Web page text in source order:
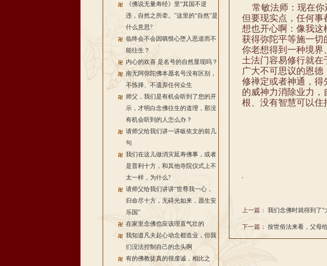
《佛说无量寿经》里“其国不逆
违，自然之所牵。”这里的“自然”是
什么意思?
临终会不会因嗔恨心堕入恶道而不
能往生？
内心的欢喜 是名号的自然显现吗？
南无阿弥陀佛本愿名号没有区别，
不拣择、不遗弃任何众生
师父，我们是有机会听到了您的开
示，才明白念佛往生的道理，那没
有机会听到的人怎么办？
请师父给我们讲一讲皈依文的前几
句
我们在这儿做消灾延寿佛事，或者
是普利十方，和其他寺院仪式上不
太一样，为什么?
请师父给我们讲讲“世尊我一心，
归命尽十方，无碍光如来，愿生安
乐国”
在家里念佛也应该理直气壮的
我知道凡夫起心动念都造业，但我
们没法控制自己的念头啊
有的佛教徒真的很虔诚，相比之
常敏法师：现在你
但要现实点，任何事
想也开心啊：像我
获得弥陀平等施一切
你老想得到一种境
土法门容易修行就
广大不可思议的恩
修禅定或者神通，得
的威神力消除业力
根、没有智慧可以住
'
上一篇： 我们念佛时就得到了“
下一篇： 按世俗法来看，父母